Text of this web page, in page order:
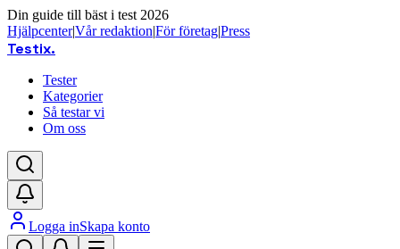
Din guide till bäst i test 2026
Hjälpcenter|Vår redaktion|För företag|Press
Testix.
Tester
Kategorier
Så testar vi
Om oss
Logga inSkapa konto